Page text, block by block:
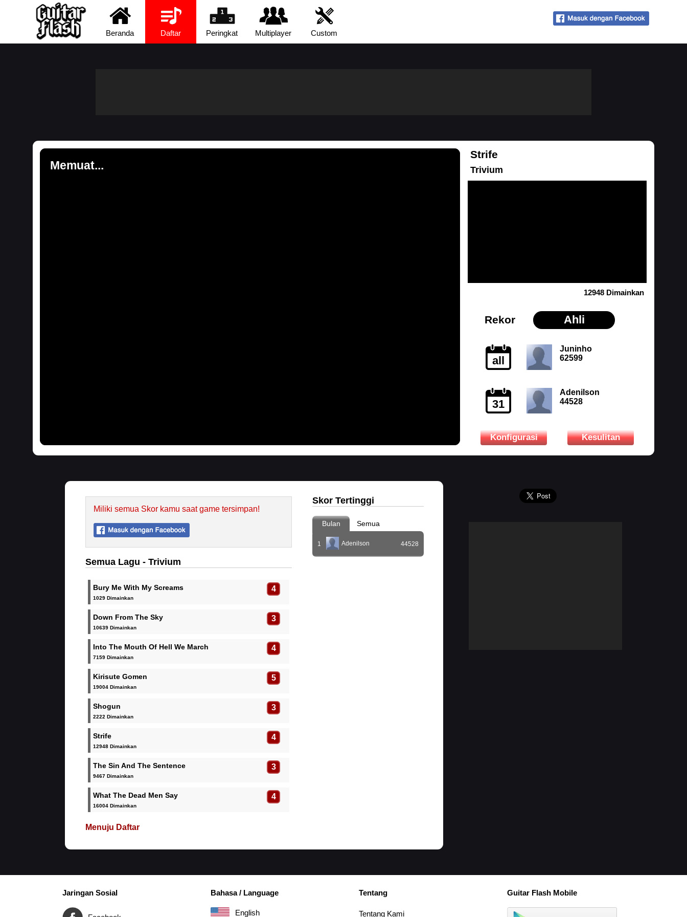
Beranda Daftar Peringkat Multiplayer Custom
Memuat...
Strife
Trivium
12948 Dimainkan
Rekor Ahli
all
Juninho
62599
31
Adenilson
44528
Konfigurasi Kesulitan
Miliki semua Skor kamu saat game tersimpan!
Semua Lagu - Trivium
Bury Me With My Screams 4
1029 Dimainkan
Down From The Sky 3
10639 Dimainkan
Into The Mouth Of Hell We March 4
7159 Dimainkan
Kirisute Gomen 5
19004 Dimainkan
Shogun 3
2222 Dimainkan
Strife 4
12948 Dimainkan
The Sin And The Sentence 3
9467 Dimainkan
What The Dead Men Say 4
16004 Dimainkan
Menuju Daftar
Skor Tertinggi
Bulan Semua
1 Adenilson 44528
Jaringan Sosial Bahasa / Language
English
Tentang
Tentang Kami
Guitar Flash Mobile